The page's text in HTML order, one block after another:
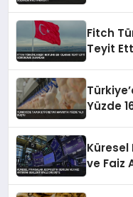
Fitch
Teyit
Yüzde
ve Faiz